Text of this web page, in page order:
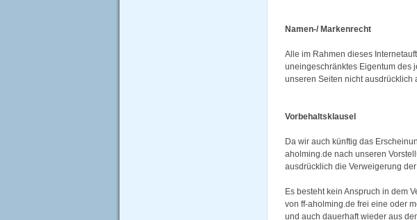
Namen-/ Markenrecht
Alle im Rahmen dieses
uneingeschränktes Eigentum des
unseren Seiten nicht
Vorbehaltsklausel
Da wir auch künftig das
aholming.de nach unseren
ausdrücklich die Verweigerung
Es besteht kein Anspruch in dem
von ff-aholming.de frei eine oder
und auch dauerhaft wieder aus